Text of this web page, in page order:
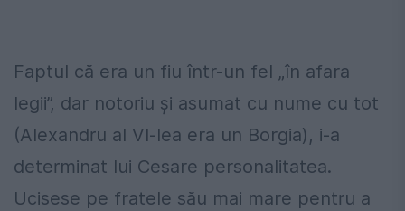
Faptul că era un fiu într-un fel „în afara
legii”, dar notoriu și asumat cu nume cu tot
(Alexandru al VI-lea era un Borgia), i-a
determinat lui Cesare personalitatea.
Ucisese pe fratele său mai mare pentru a